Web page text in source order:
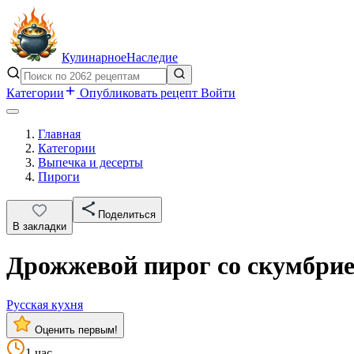
КулинарноеНаследие
Категории Опубликовать рецепт Войти
Главная
Категории
Выпечка и десерты
Пироги
В закладки
Поделиться
Дрожжевой пирог со
Русская кухня
Оценить первым!